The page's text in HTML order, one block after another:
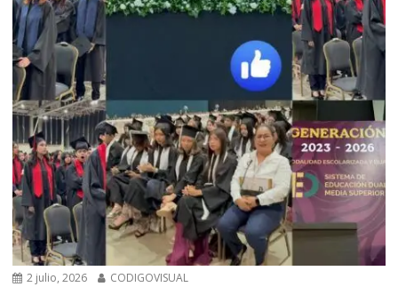
2 julio, 2026 CODIGOVISUAL